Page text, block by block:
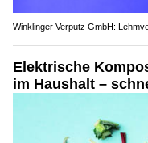
Winklinger Verputz GmbH:
Elektrische
im Haushalt –